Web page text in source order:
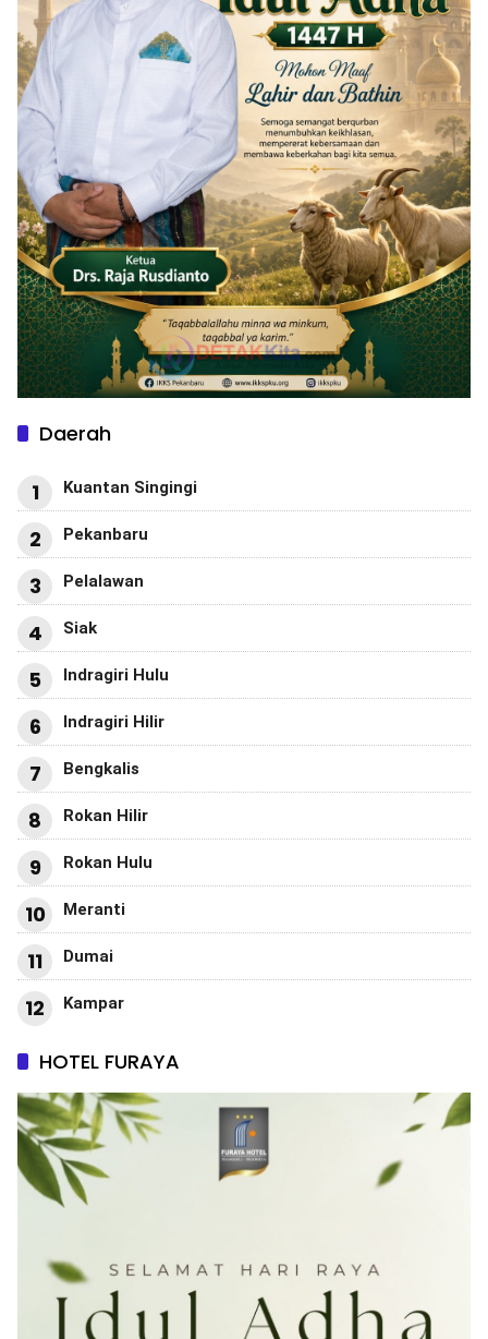
Daerah
1 Kuantan Singingi
2 Pekanbaru
3 Pelalawan
4 Siak
5 Indragiri Hulu
6 Indragiri Hilir
7 Bengkalis
8 Rokan Hilir
9 Rokan Hulu
10 Meranti
11 Dumai
12 Kampar
HOTEL FURAYA